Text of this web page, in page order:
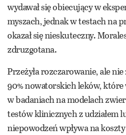
wydawał się obiecujący w
myszach, jednak w testach na
okazał się nieskuteczny.
zdruzgotana.
Przeżyła rozczarowanie, ale nie
90% nowatorskich leków, które
w badaniach na modelach
testów klinicznych z udziałem
niepowodzeń wpływa na